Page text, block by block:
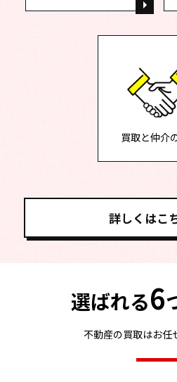
買取と仲介
詳しくはこ
選ばれる6
不動産の買取はお任